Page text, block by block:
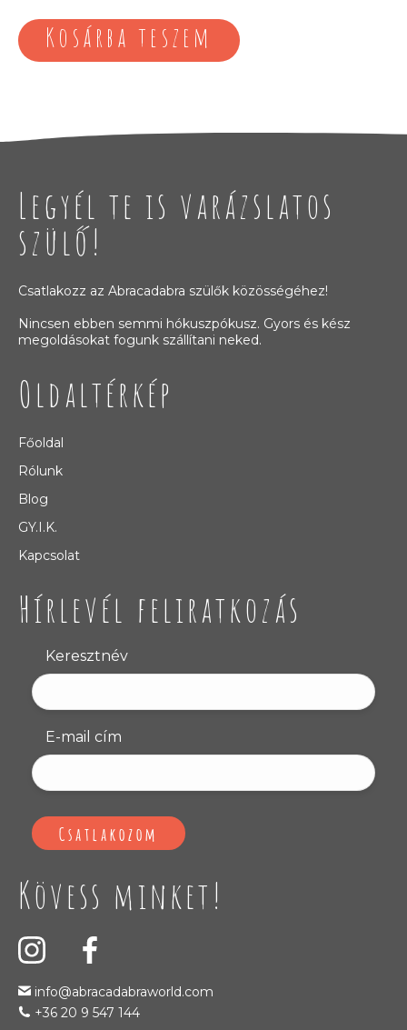
Kosárba teszem
Legyél te is varázslatos
szülő!
Csatlakozz az Abracadabra szülők közösségéhez!
Nincsen ebben semmi hókuszpókusz. Gyors és kész
megoldásokat fogunk szállítani neked.
Oldaltérkép
Főoldal
Rólunk
Blog
GY.I.K.
Kapcsolat
Hírlevél feliratkozás
Keresztnév
E-mail cím
Kövess minket!
info@abracadabraworld.com
+36 20 9 547 144